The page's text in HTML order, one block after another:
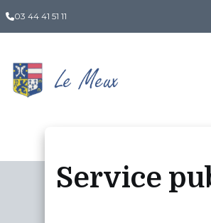
03 44 41 51 11
Service
Panneau de gestion des cookies